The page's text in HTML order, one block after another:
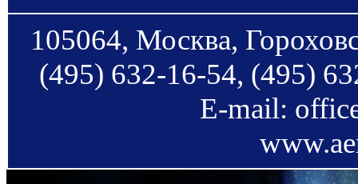
105064, Москва,
(495) 632-16-54, (495)
E-mail: